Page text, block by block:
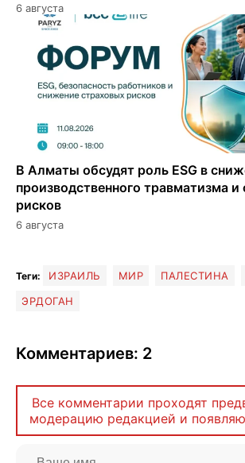
6 августа
В Алматы обсудят роль ESG в
производственного травматизма
рисков
6 августа
Теги: ИЗРАИЛЬ МИР ПАЛЕСТИНА
ЭРДОГАН
Комментариев: 2
Все комментарии проходят
модерацию редакцией и